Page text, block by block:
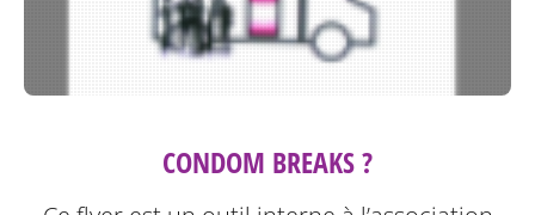
CONDOM BREAKS ?